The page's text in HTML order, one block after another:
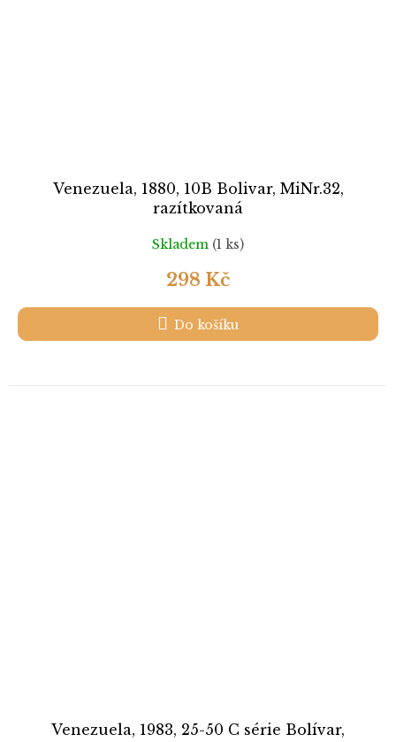
Venezuela, 1880, 10B Bolivar, MiNr.32,
razítkovaná
Skladem (1 ks)
298 Kč
Do košíku
Venezuela, 1983, 25-50 C série Bolívar,